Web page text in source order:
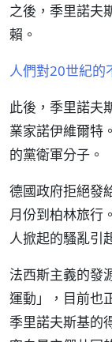
之後，季里諾夫
賴。
人們對20世紀的
此後，季里諾夫
業家諾伊維爾特
的黨衛軍分子。
德國政府拒絕發
月份到柏林旅行
人掀起的騷亂引
法西斯主義的發
運動」，目前也
季里諾夫斯基的